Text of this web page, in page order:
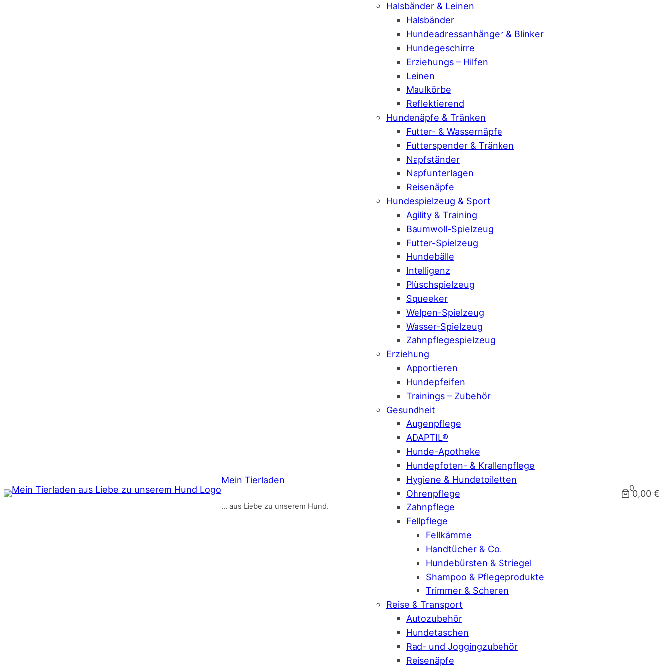
Mein Tierladen
… aus Liebe zu unserem Hund.
Halsbänder & Leinen
Halsbänder
Hundeadressanhänger & Blinker
Hundegeschirre
Erziehungs – Hilfen
Leinen
Maulkörbe
Reflektierend
Hundenäpfe & Tränken
Futter- & Wassernäpfe
Futterspender & Tränken
Napfständer
Napfunterlagen
Reisenäpfe
Hundespielzeug & Sport
Agility & Training
Baumwoll-Spielzeug
Futter-Spielzeug
Hundebälle
Intelligenz
Plüschspielzeug
Squeeker
Welpen-Spielzeug
Wasser-Spielzeug
Zahnpflegespielzeug
Erziehung
Apportieren
Hundepfeifen
Trainings – Zubehör
Gesundheit
Augenpflege
ADAPTIL®
Hunde-Apotheke
Hundepfoten- & Krallenpflege
Hygiene & Hundetoiletten
Ohrenpflege
Zahnpflege
Fellpflege
Fellkämme
Handtücher & Co.
Hundebürsten & Striegel
Shampoo & Pflegeprodukte
Trimmer & Scheren
Reise & Transport
Autozubehör
Hundetaschen
Rad- und Joggingzubehör
Reisenäpfe
0
0,00 €